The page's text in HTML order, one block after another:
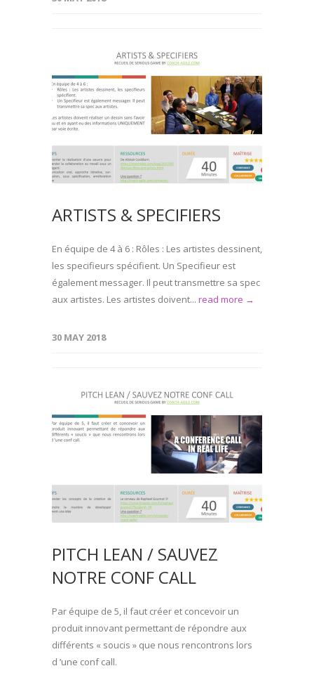
ARTISTS & SPECIFIERS
En équipe de 4 à 6 : Rôles : Les artistes dessinent,
les specifieurs spécifient. Un Specifieur est
également messager. Il peut transmettre sa spec
aux artistes. Les artistes doivent... read more →
30 MAY 2018
PITCH LEAN / SAUVEZ
NOTRE CONF CALL
Par équipe de 5, il faut créer et concevoir un
produit innovant permettant de répondre aux
différents « soucis » que nous rencontrons lors
d ’une conf call.